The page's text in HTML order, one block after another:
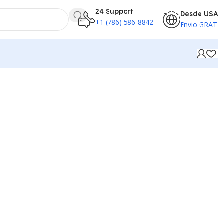
24 Support
+1 (786) 586-8842
Desde USA
Envio